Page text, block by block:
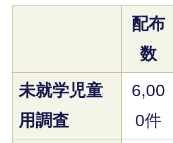
配布
数
未就学児童
用調査
6,00
0件